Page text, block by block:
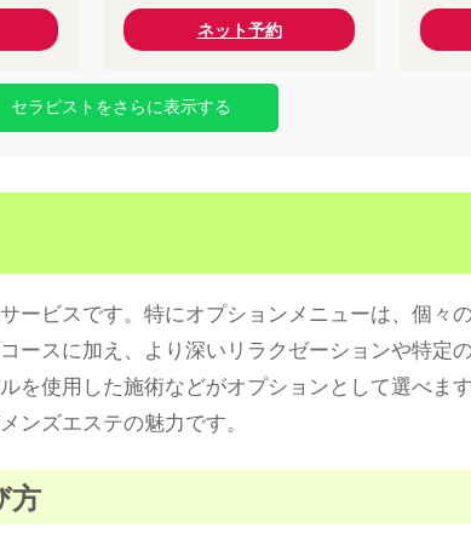
ネット予約
セラピストをさらに表示する
ービスです。特にオプションメニューは、個々
スに加え、より深いリラクゼーションや特定
を使用した施術などがオプションとして選べま
ンズエステの魅力です。
方